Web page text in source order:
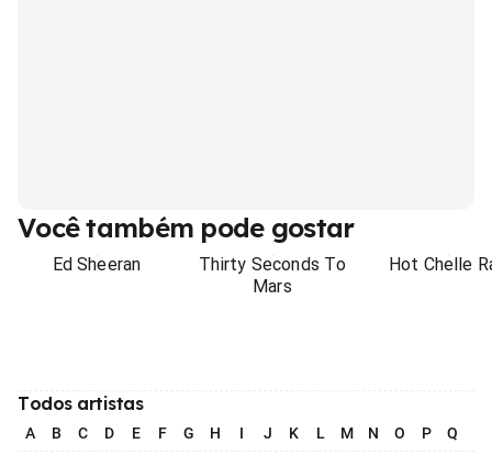
Você também pode gostar
Ed Sheeran
Thirty Seconds To
Mars
Hot Chelle
Todos artistas
A B C D E F G H I J K L M N O P Q